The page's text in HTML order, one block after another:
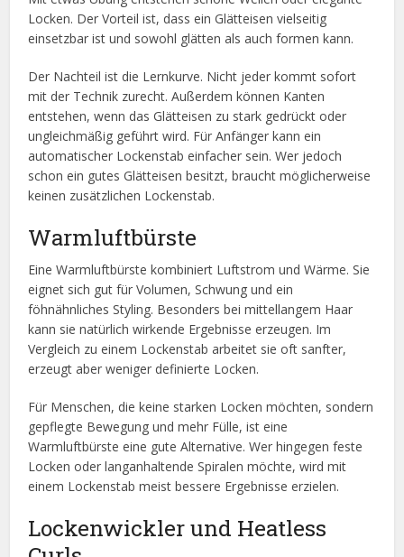
Locken. Der Vorteil ist, dass ein Glätteisen vielseitig
einsetzbar ist und sowohl glätten als auch formen kann.
Der Nachteil ist die Lernkurve. Nicht jeder kommt sofort
mit der Technik zurecht. Außerdem können Kanten
entstehen, wenn das Glätteisen zu stark gedrückt oder
ungleichmäßig geführt wird. Für Anfänger kann ein
automatischer Lockenstab einfacher sein. Wer jedoch
schon ein gutes Glätteisen besitzt, braucht möglicherweise
keinen zusätzlichen Lockenstab.
Warmluftbürste
Eine Warmluftbürste kombiniert Luftstrom und Wärme. Sie
eignet sich gut für Volumen, Schwung und ein
föhnähnliches Styling. Besonders bei mittellangem Haar
kann sie natürlich wirkende Ergebnisse erzeugen. Im
Vergleich zu einem Lockenstab arbeitet sie oft sanfter,
erzeugt aber weniger definierte Locken.
Für Menschen, die keine starken Locken möchten, sondern
gepflegte Bewegung und mehr Fülle, ist eine
Warmluftbürste eine gute Alternative. Wer hingegen feste
Locken oder langanhaltende Spiralen möchte, wird mit
einem Lockenstab meist bessere Ergebnisse erzielen.
Lockenwickler und Heatless